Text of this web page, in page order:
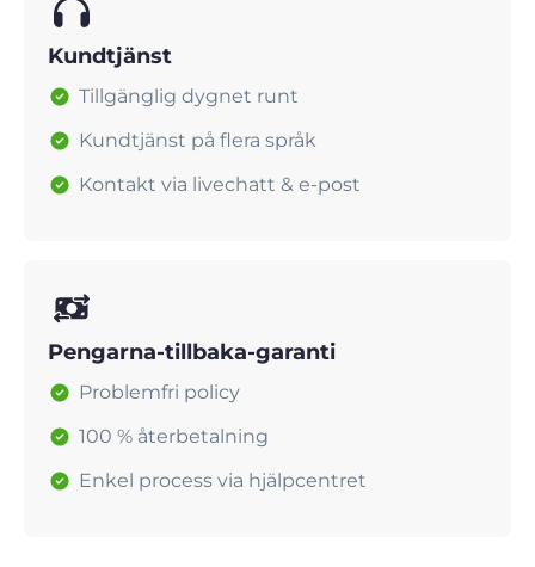
Kundtjänst
Tillgänglig dygnet runt
Kundtjänst på flera språk
Kontakt via livechatt & e-post
Pengarna-tillbaka-garanti
Problemfri policy
100 % återbetalning
Enkel process via hjälpcentret